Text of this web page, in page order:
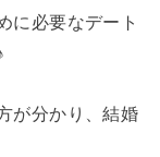
に必要なデート
が分かり、結婚